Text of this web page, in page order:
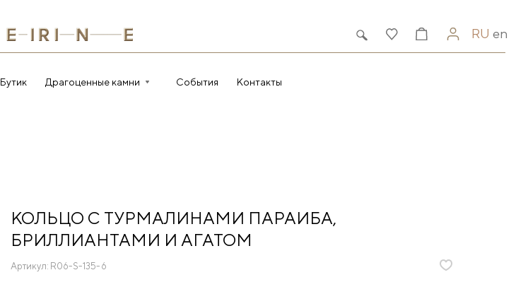
RU en
Бутик Драгоценные камни События Контакты
КОЛЬЦО С ТУРМАЛИНАМИ ПАРАИБА,
БРИЛЛИАНТАМИ И АГАТОМ
Артикул: R06-S-135-6